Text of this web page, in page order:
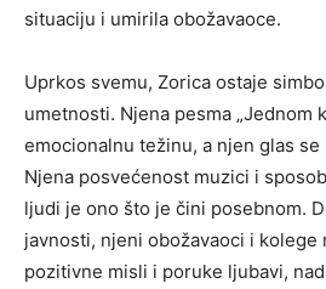
situaciju i umirila obožavaoce.
Uprkos svemu, Zorica ostaje
umetnosti. Njena pesma „Jednom
emocionalnu težinu, a njen glas se
Njena posvećenost muzici i
ljudi je ono što je čini posebnom.
javnosti, njeni obožavaoci i kolege
pozitivne misli i poruke ljubavi,